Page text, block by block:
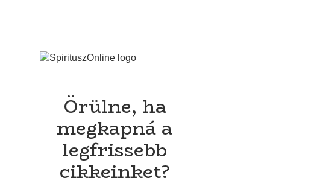
Örülne, ha
megkapná a
legfrissebb
cikkeinket?